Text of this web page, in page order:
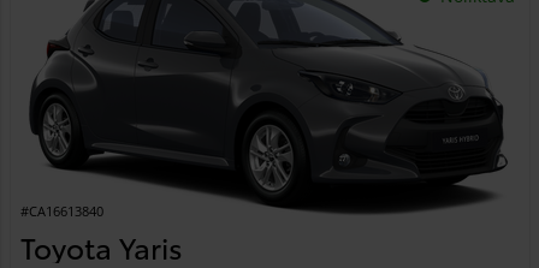
#CA16613840
Toyota Yaris